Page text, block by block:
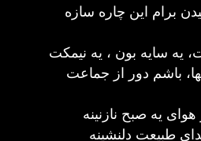
برام این چاره سازه
یه سایه بون ، یه نیمکت
باشم دور از جماعت
یه صبح نازنینه
طبیعت دلنشینه